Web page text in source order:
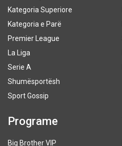
Kategoria Superiore
Kategoria e Parë
Premier League
La Liga
Serie A
Shumësportësh
Sport Gossip
Programe
Big Brother VIP